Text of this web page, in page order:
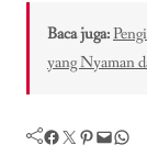
Baca juga:
yang Nyaman
Facebook Twitter Pinterest Mail WhatsApp